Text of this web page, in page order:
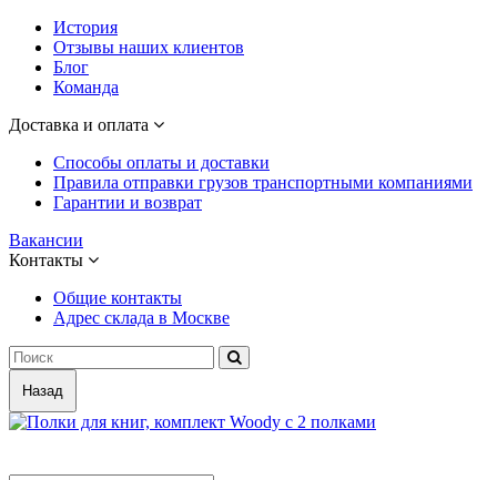
История
Отзывы наших клиентов
Блог
Команда
Доставка и оплата
Способы оплаты и доставки
Правила отправки грузов транспортными компаниями
Гарантии и возврат
Вакансии
Контакты
Общие контакты
Адрес склада в Москве
Назад